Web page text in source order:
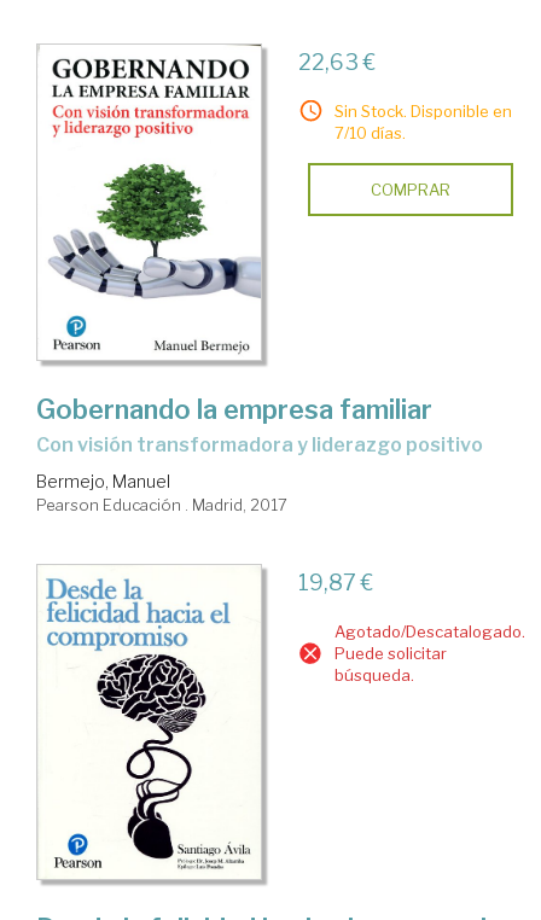
22,63 €
Sin Stock. Disponible en
7/10 días.
COMPRAR
Gobernando la empresa familiar
con visión transformadora y liderazgo positivo
Bermejo, Manuel
Pearson Educación . Madrid, 2017
19,87 €
Agotado/Descatalogado.
Puede solicitar
búsqueda.